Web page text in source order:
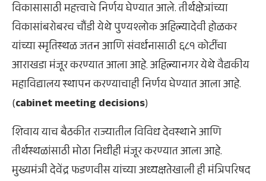
विकासासाठी महत्त्वाचे निर्णय घेण्यात आले. तीर्थक्षेत्रांच्या
विकासांबरोबरच चौंडी येथे पुण्यश्लोक अहिल्यादेवी होळकर
यांच्या स्मृतिस्थळ जतन आणि संवर्धनासाठी ६८१ कोटींचा
आराखडा मंजूर करण्यात आला आहे. अहिल्यानगर येथे वैद्यकीय
महाविद्यालय स्थापन करण्याचाही निर्णय घेण्यात आला आहे.
(cabinet meeting decisions)
शिवाय याच बैठकीत राज्यातील विविध देवस्थाने आणि
तीर्थस्थळांसाठी मोठा निधीही मंजूर करण्यात आला आहे.
मुख्यमंत्री देवेंद्र फडणवीस यांच्या अध्यक्षतेखाली ही मंत्रिपरिषद